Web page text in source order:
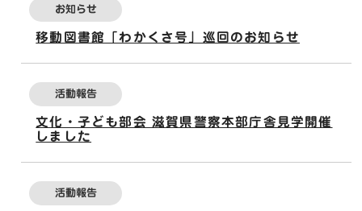
お知らせ
移動図書館「わかくさ号」巡回のお知らせ
活動報告
文化・子ども部会 滋賀県警察本部庁舎見学開催
しました
活動報告